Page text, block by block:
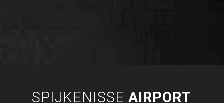
SPIJKENISSEAIRPORT